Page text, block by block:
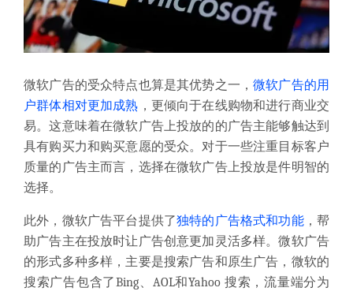
微软广告的受众特点也算是其优势之一，微软广告的用
户群体相对更加成熟 ，更倾向于在线购物和进行商业交
易。这意味着在微软广告上投放的的广告主能够触达到
具有购买力和购买意愿的受众。对于一些注重目标客户
质量的广告主而言，选择在微软广告上投放是件明智的
选择。
此外，微软广告平台提供了独特的广告格式和功能，帮
助广告主在投放时让广告创意更加灵活多样。微软广告
的形式多种多样，主要是搜索广告和原生广告，微软的
搜索广告包含了Bing、AOL和Yahoo 搜索，流量端分为